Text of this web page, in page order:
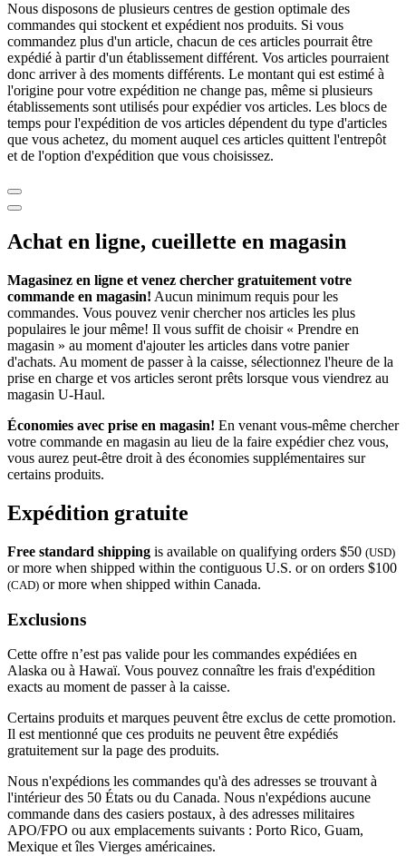
Nous disposons de plusieurs centres de gestion optimale des
commandes qui stockent et expédient nos produits. Si vous
commandez plus d'un article, chacun de ces articles pourrait être
expédié à partir d'un établissement différent. Vos articles pourraient
donc arriver à des moments différents. Le montant qui est estimé à
l'origine pour votre expédition ne change pas, même si plusieurs
établissements sont utilisés pour expédier vos articles. Les blocs de
temps pour l'expédition de vos articles dépendent du type d'articles
que vous achetez, du moment auquel ces articles quittent l'entrepôt
et de l'option d'expédition que vous choisissez.
Achat en ligne, cueillette en magasin
Magasinez en ligne et venez chercher gratuitement votre
commande en magasin! Aucun minimum requis pour les
commandes. Vous pouvez venir chercher nos articles les plus
populaires le jour même! Il vous suffit de choisir « Prendre en
magasin » au moment d'ajouter les articles dans votre panier
d'achats. Au moment de passer à la caisse, sélectionnez l'heure de la
prise en charge et vos articles seront prêts lorsque vous viendrez au
magasin U-Haul.
Économies avec prise en magasin! En venant vous-même chercher
votre commande en magasin au lieu de la faire expédier chez vous,
vous aurez peut-être droit à des économies supplémentaires sur
certains produits.
Expédition gratuite
Free standard shipping is available on qualifying orders $50 (USD)
or more when shipped within the contiguous U.S. or on orders $100
(CAD) or more when shipped within Canada.
Exclusions
Cette offre n’est pas valide pour les commandes expédiées en
Alaska ou à Hawaï. Vous pouvez connaître les frais d'expédition
exacts au moment de passer à la caisse.
Certains produits et marques peuvent être exclus de cette promotion.
Il est mentionné que ces produits ne peuvent être expédiés
gratuitement sur la page des produits.
Nous n'expédions les commandes qu'à des adresses se trouvant à
l'intérieur des 50 États ou du Canada. Nous n'expédions aucune
commande dans des casiers postaux, à des adresses militaires
APO/FPO ou aux emplacements suivants : Porto Rico, Guam,
Mexique et îles Vierges américaines.